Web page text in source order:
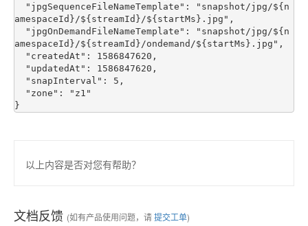
amespaceId}/${streamId}/${startMs}.jpg",
amespaceId}/${streamId}/ondemand/${startMs}.jpg",
以上内容是否对您有帮助？
文档反馈 (如有产品使用问题，请提交工单)